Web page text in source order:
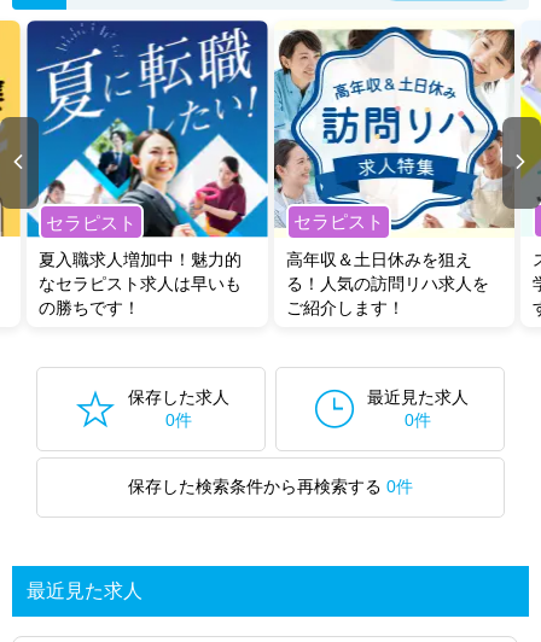
セラピスト
夏入職求人増加中！魅力的
なセラピスト求人は早いも
の勝ちです！
セラピスト
高年収＆土日休みを狙え
る！人気の訪問リハ求人を
ご紹介します！
保存した求人
0件
最近見た求人
0件
保存した検索条件から再検索する 0件
最近見た求人